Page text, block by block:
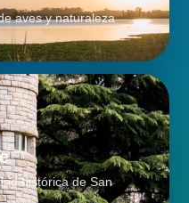
histórica de San